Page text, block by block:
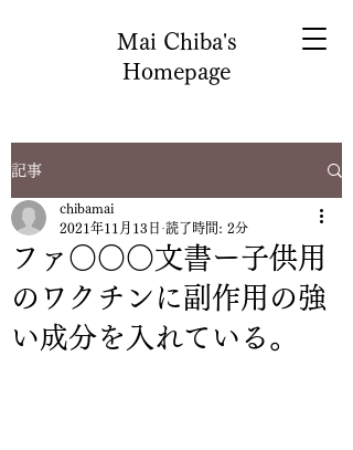
Mai Chiba's
Homepage
記事
ファ○○○文書ー子供用
のワクチンに副作用の強
い成分を入れている。
chibamai
2021年11月13日 読了時間: 2分